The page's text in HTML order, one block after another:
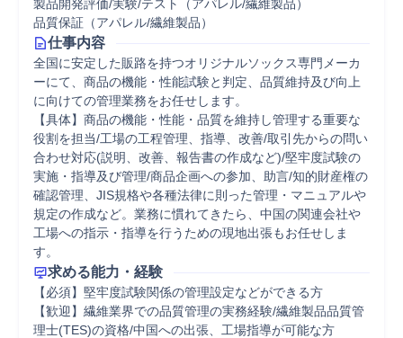
製品開発評価/実験/テスト（アパレル/繊維製品）
品質保証（アパレル/繊維製品）
仕事内容
全国に安定した販路を持つオリジナルソックス専門メーカ
ーにて、商品の機能・性能試験と判定、品質維持及び向上
に向けての管理業務をお任せします。
【具体】商品の機能・性能・品質を維持し管理する重要な
役割を担当/工場の工程管理、指導、改善/取引先からの問い
合わせ対応(説明、改善、報告書の作成など)/堅牢度試験の
実施・指導及び管理/商品企画への参加、助言/知的財産権の
確認管理、JIS規格や各種法律に則った管理・マニュアルや
規定の作成など。業務に慣れてきたら、中国の関連会社や
工場への指示・指導を行うための現地出張もお任せしま
す。
求める能力・経験
【必須】堅牢度試験関係の管理設定などができる方
【歓迎】繊維業界での品質管理の実務経験/繊維製品品質管
理士(TES)の資格/中国への出張、工場指導が可能な方